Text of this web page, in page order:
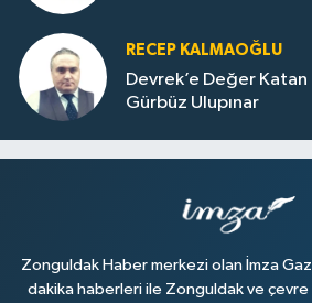
RECEP KALMAOĞLU
Devrek’e Değer Katan
Gürbüz Ulupınar
Zonguldak Haber merkezi olan İmza
dakika haberleri ile Zonguldak ve çevre